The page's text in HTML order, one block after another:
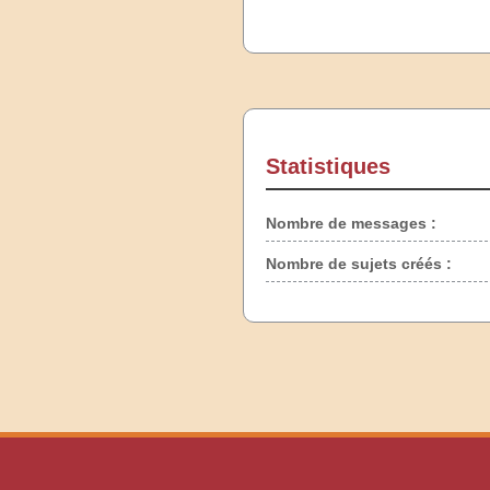
Statistiques
Nombre de messages :
Nombre de sujets créés :